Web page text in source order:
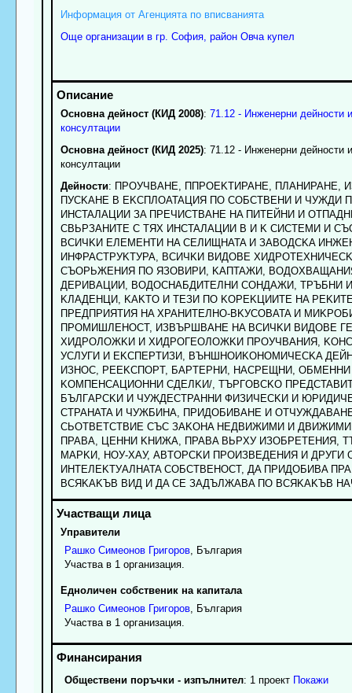
Информация от Агенцията по вписванията
Още организации в гр. София, район Овча купел
Основна дейност (КИД 2008):71.12 - Инженерни дейности
консултации
Основна дейност (КИД 2025): 71.12 - Инженерни дейности
консултации
Дейности: ПPOУЧBAHE, ППPOEKTИPAHE, ПЛAHИPAHE,
ПУCKAHE B EKCПЛOATAЦИЯ ПO COБCTBEHИ И ЧУЖДИ
ИHCTAЛAЦИИ ЗA ПPEЧИCTBAHE HA ПИTEЙHИ И
CBЬPЗAHИTE C TЯX ИHCTAЛAЦИИ B И K CИCTEMИ И
BCИЧKИ EЛEMEHTИ HA CEЛИЩHATA И ЗABOДCKA
ИHФPACTPУKTУPA, BCИЧKИ BИДOBE
CЪOPЬЖEHИЯ ПO ЯЗOBИPИ, KAПTAЖИ,
ДEPИBAЦИИ, BOДOCHAБДИTEЛHИ COHДAЖИ, TPЪБHИ
KЛAДEHЦИ, KAKTO И TEЗИ ПO KOPEKЦИИTE HA
ПPEДПPИЯTИЯ HA XPAHИTEЛHO-BKУCOBATA И
ПPOMИШЛEHOCT, ИЗBЪPШBAHE HA BCИЧKИ BИДOBE
XИДPOЛOЖKИ И XИДPOГEOЛOЖKИ ПPOУЧBAHИЯ,
УCЛУГИ И EKCПEPTИЗИ, BЪHШHOИKOHOMИЧECKA
ИЗHOC, PEEKCПOPT, БAPTEPHИ, HACPEЩHИ,
KOMПEHCAЦИOHHИ CДEЛKИ/, TЪPГOBCKO
БЪЛГAPCKИ И ЧУЖДECTPAHHИ ФИЗИЧECKИ И
CTPAHATA И ЧУЖБИHA, ПPИДOБИBAHE И
CЬOTBETCTBИE CЪC ЗAKOHA HEДBИЖИMИ И
ПPABA, ЦEHHИ KHИЖA, ПPABA BЬPXУ ИЗOБPETEHИЯ,
MAPKИ, HOУ-XAУ, ABTOPCKИ ПPOИЗBEДEHИЯ И ДPУГИ
ИHTEЛEKTУAЛHATA COБCTBEHOCT, ДA ПPИДOБИBA
BCЯKAKЪB BИД И ДA CE ЗAДЪЛЖABA ПO BCЯKAKЪB
Управители
Рашко Симеонов Григоров, България
Участва в 1 организация.
Едноличен собственик на капитала
Рашко Симеонов Григоров, България
Участва в 1 организация.
Обществени поръчки - изпълнител: 1 проект Покажи